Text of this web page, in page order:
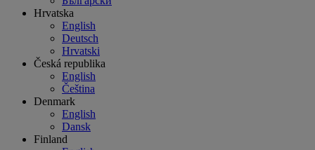
Hrvatska
English
Deutsch
Hrvatski
Česká republika
English
Čeština
Denmark
English
Dansk
Finland